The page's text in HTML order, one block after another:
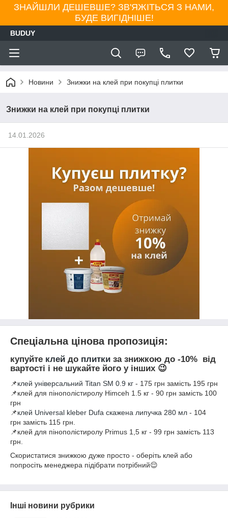
ЗНАЙШЛИ ДЕШЕВШЕ? ЗВ'ЯЖІТЬСЯ З НАМИ,
БУДЕ ВИГІДНІШЕ!
BUDUY
Новини Знижки на клей при покупці плитки
Знижки на клей при покупці плитки
14.01.2026
Спеціальна цінова пропозиція:
купуйте клей до плитки за знижкою до -10% від
вартості і не шукайте його у інших 😉
📌клей універсальний Titan SM 0.9 кг - 175 грн замість 195 грн
📌клей для пінополістиролу Himceh 1.5 кг - 90 грн замість 100
грн
📌клей Universal kleber Dufa скажена липучка 280 мл - 104
грн замість 115 грн.
📌клей для пінополістиролу Primus 1,5 кг - 99 грн замість 113
грн.
Скористатися знижкою дуже просто - оберіть клей або
попросіть менеджера підібрати потрібний😌
Інші новини рубрики